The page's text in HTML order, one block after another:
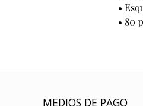
•
• 80
MEDIOS DE PAGO